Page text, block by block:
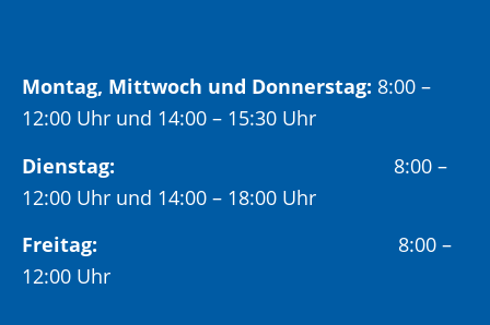
Montag, Mittwoch und Donnerstag: 8:00 –
12:00 Uhr und 14:00 – 15:30 Uhr
Dienstag: 8:00 –
12:00 Uhr und 14:00 – 18:00 Uhr
Freitag:
8:00 –
12:00 Uhr